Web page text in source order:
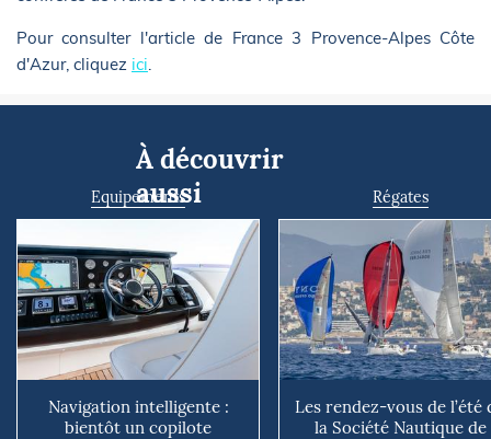
Pour consulter l'article de France 3 Provence-Alpes Côte
d'Azur, cliquez ici.
À découvrir
aussi
Equipements
Navigation intelligente :
bientôt un copilote
Régates
Les rendez-vous de l’été
la Société Nautique de